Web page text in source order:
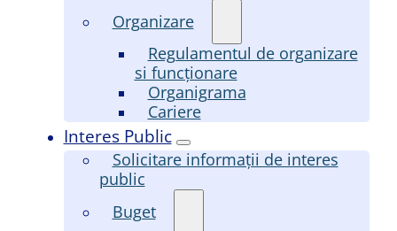
Organizare
Regulamentul de organizare
si funcționare
Organigrama
Cariere
Interes Public
Solicitare informații de interes
public
Buget